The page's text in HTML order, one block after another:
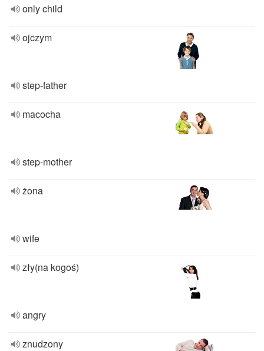
only child
ojczym
step-father
macocha
step-mother
żona
wife
zły(na kogoś)
angry
znudzony